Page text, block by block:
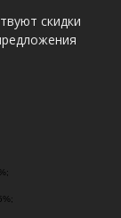
скидки